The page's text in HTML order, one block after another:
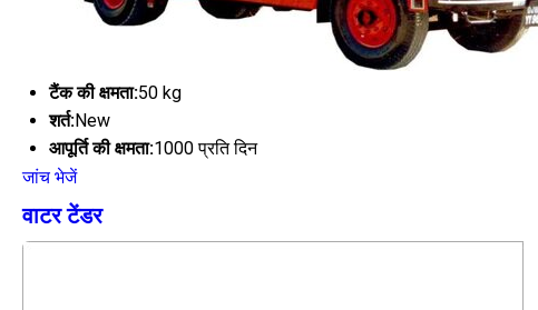
टैंक की क्षमता:50 kg
शर्त:New
आपूर्ति की क्षमता:1000 प्रति दिन
जांच भेजें
वाटर टेंडर